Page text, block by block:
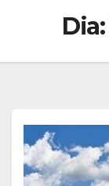
Dia: